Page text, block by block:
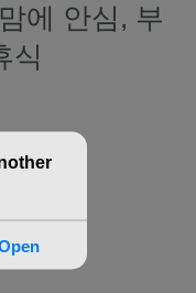
에 안심, 부
식